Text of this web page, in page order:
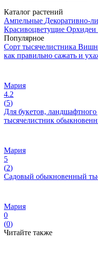
Каталог растений
Ампельные Декоративно-
Красивоцветущие Орхидеи
Популярное
Сорт тысячелистника
как правильно сажать и
Мария
4.2
(5)
Для букетов,
тысячелистник
Мария
5
(2)
Садовый обыкновенный
Мария
0
(0)
Читайте также